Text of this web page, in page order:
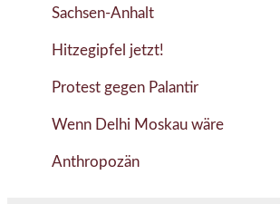
Sachsen-Anhalt
Hitzegipfel jetzt!
Protest gegen Palantir
Wenn Delhi Moskau wäre
Anthropozän